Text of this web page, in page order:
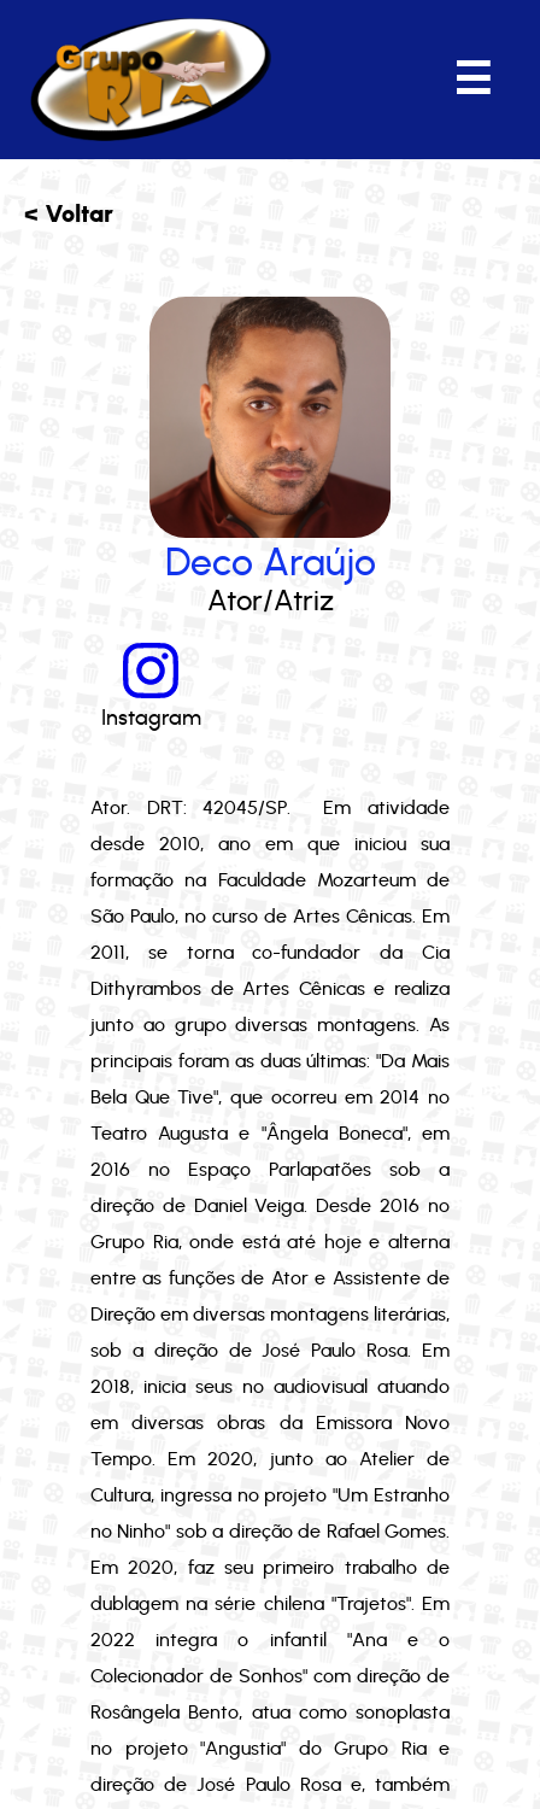
☰
< Voltar
Deco Araújo
Ator/Atriz
Instagram
Ator. DRT: 42045/SP. Em atividade
desde 2010, ano em que iniciou sua
formação na Faculdade Mozarteum de
São Paulo, no curso de Artes Cênicas. Em
2011, se torna co-fundador da Cia
Dithyrambos de Artes Cênicas e realiza
junto ao grupo diversas montagens. As
principais foram as duas últimas: "Da Mais
Bela Que Tive", que ocorreu em 2014 no
Teatro Augusta e "Ângela Boneca", em
2016 no Espaço Parlapatões sob a
direção de Daniel Veiga. Desde 2016 no
Grupo Ria, onde está até hoje e alterna
entre as funções de Ator e Assistente de
Direção em diversas montagens literárias,
sob a direção de José Paulo Rosa. Em
2018, inicia seus no audiovisual atuando
em diversas obras da Emissora Novo
Tempo. Em 2020, junto ao Atelier de
Cultura, ingressa no projeto "Um Estranho
no Ninho" sob a direção de Rafael Gomes.
Em 2020, faz seu primeiro trabalho de
dublagem na série chilena "Trajetos". Em
2022 integra o infantil "Ana e o
Colecionador de Sonhos" com direção de
Rosângela Bento, atua como sonoplasta
no projeto "Angustia" do Grupo Ria e
direção de José Paulo Rosa e, também